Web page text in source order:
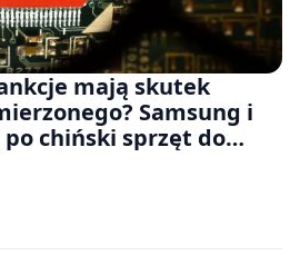
mają skutek
Samsung i
po chiński sprzęt do